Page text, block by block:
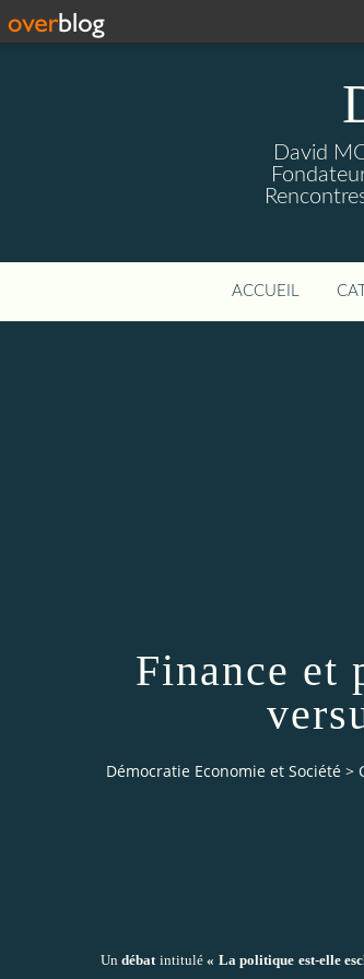
David
ACCUEIL
Finance et
Démocratie Economie et Société >
Undébat intitulé« La politique est-elle